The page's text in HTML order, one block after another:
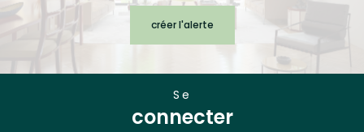
créer l'alerte
se
connecter